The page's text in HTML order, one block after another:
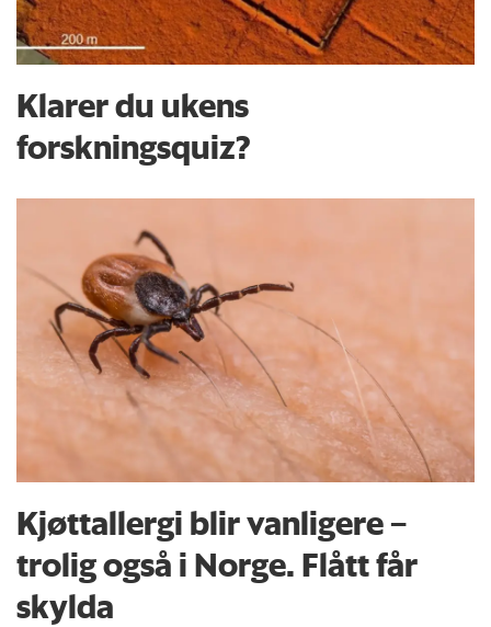
Klarer du ukens
forskningsquiz?
Kjøttallergi blir vanligere –
trolig også i Norge. Flått får
skylda